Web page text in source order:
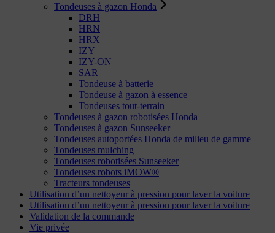
Tondeuses à gazon Honda
DRH
HRN
HRX
IZY
IZY-ON
SAR
Tondeuse à batterie
Tondeuse à gazon à essence
Tondeuses tout-terrain
Tondeuses à gazon robotisées Honda
Tondeuses à gazon Sunseeker
Tondeuses autoportées Honda de milieu de gamme
Tondeuses mulching
Tondeuses robotisées Sunseeker
Tondeuses robots iMOW®
Tracteurs tondeuses
Utilisation d’un nettoyeur à pression pour laver la voiture
Utilisation d’un nettoyeur à pression pour laver la voiture
Validation de la commande
Vie privée